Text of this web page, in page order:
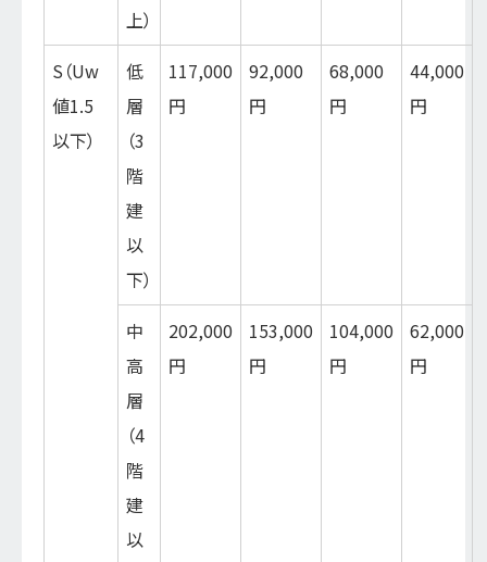
上）
S（Uw
値1.5
以下）
低
層
（3
階
建
以
下）
117,000
円
92,000
円
68,000
円
44,000
円
中
高
層
（4
階
建
以
202,000
円
153,000
円
104,000
円
62,000
円